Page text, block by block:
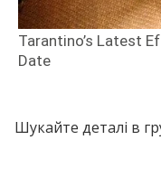
Шукайте деталі в